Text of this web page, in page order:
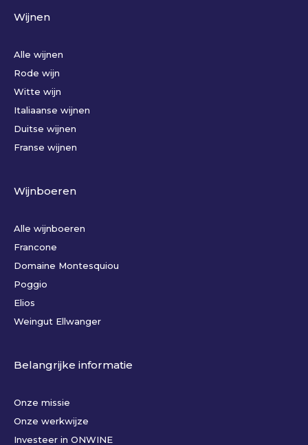
Wijnen
Alle wijnen
Rode wijn
Witte wijn
Italiaanse wijnen
Duitse wijnen
Franse wijnen
Wijnboeren
Alle wijnboeren
Francone
Domaine Montesquiou
Poggio
Elios
Weingut Ellwanger
Belangrijke informatie
Onze missie
Onze werkwijze
Investeer in ONWINE